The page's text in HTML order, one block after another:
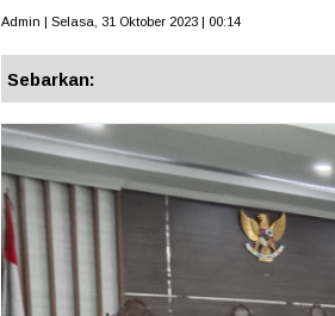
Admin | Selasa, 31 Oktober 2023 | 00:14
Sebarkan: